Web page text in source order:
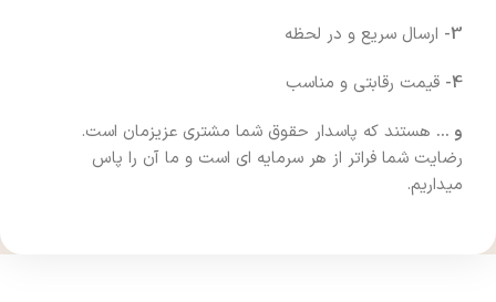
3- ارسال سریع و در لحظه
4- قیمت رقابتی و مناسب
و … هستند که پاسدار حقوق شما مشتری عزیزمان است.
رضایت شما فراتر از هر سرمایه ای است و ما آن را پاس
میداریم.